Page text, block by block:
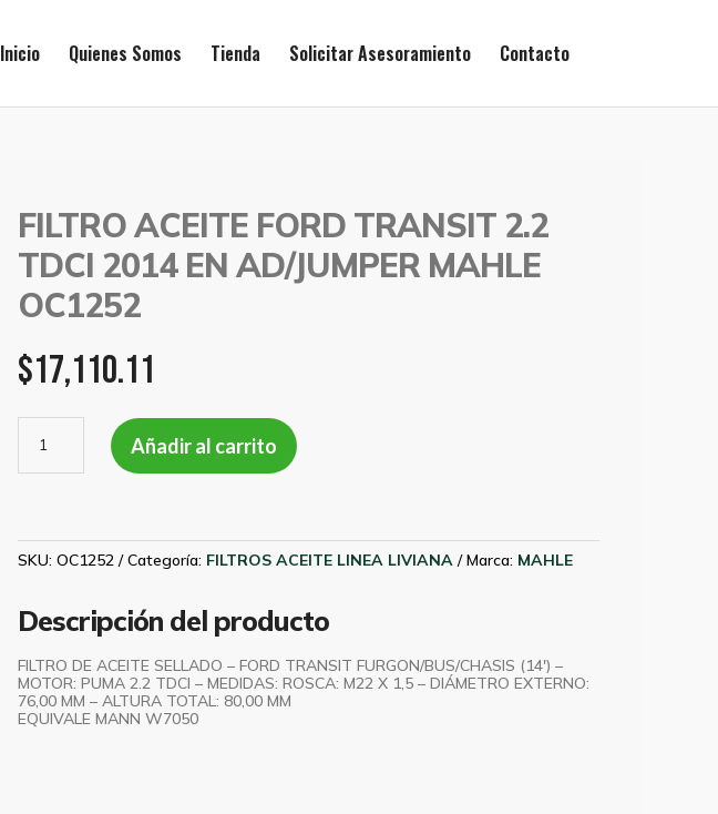
Inicio Quienes Somos Tienda Solicitar Asesoramiento Contacto
FILTRO ACEITE FORD TRANSIT 2.2
TDCI 2014 EN AD/JUMPER MAHLE
OC1252
$17,110.11
ACEITE
FORD
TDCI
EN
AD/JUMPER
MAHLE
OC1252
cantidad
Añadir al carrito
SKU: OC1252 Categoría: FILTROS ACEITE LINEA LIVIANA Marca: MAHLE
Descripción del producto
FILTRO DE ACEITE SELLADO – FORD TRANSIT FURGON/BUS/CHASIS (14′) –
MOTOR: PUMA 2.2 TDCI – MEDIDAS: ROSCA: M22 X 1,5 – DIÁMETRO EXTERNO:
76,00 MM – ALTURA TOTAL: 80,00 MM
EQUIVALE MANN W7050